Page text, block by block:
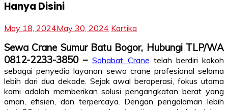
Hanya Disini
May 18, 2024May 30, 2024 Kartika
Sewa Crane Sumur Batu Bogor, Hubungi TLP/WA
0812-2233-3850 –Sahabat Crane telah berdiri kokoh
sebagai penyedia layanan sewa crane profesional selama
lebih dari dua dekade. Sejak awal beroperasi, fokus utama
kami adalah memberikan solusi pengangkatan berat yang
aman, efisien, dan terpercaya. Dengan pengalaman lebih